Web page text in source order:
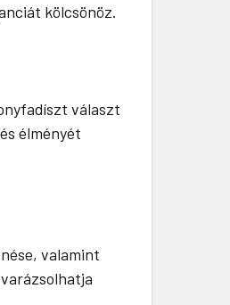
kölcsönöz.
választ
élményét
valamint